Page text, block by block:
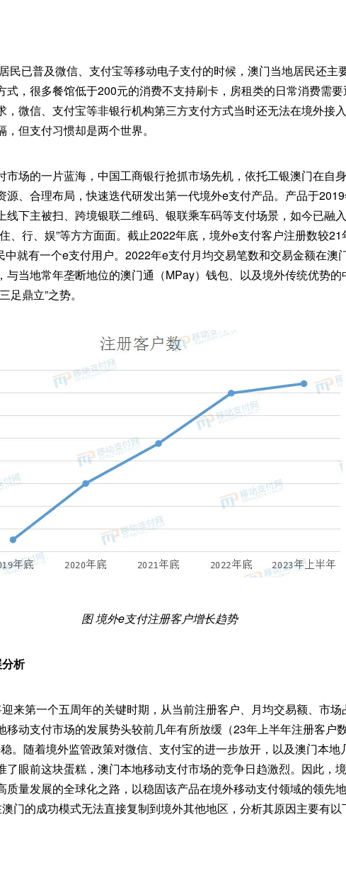
民已普及微信、支付宝等移动电子支付的时候，澳门当地居民还主
式，很多餐馆低于200元的消费不支持刷卡，房租类的日常消费需要
，微信、支付宝等非银行机构第三方支付方式当时还无法在境外接
但支付习惯却是两个世界。
市场的一片蓝海，中国工商银行抢抓市场先机，依托工银澳门在自
源、合理布局，快速迭代研发出第一代境外e支付产品。产品于
线下主被扫、跨境银联二维码、银联乘车码等支付场景，如今已融
、行、娱”等方方面面。截止2022年底，境外e支付客户注册数较21
中就有一个e支付用户。2022年e支付月均交易笔数和交易金额在澳
与当地常年垄断地位的澳门通（MPay）钱包、以及境外传统优势
足鼎立”之势。
图 境外e支付注册客户增长趋势
析
来第一个五周年的关键时期，从当前注册客户、月均交易额、市场
移动支付市场的发展势头较前几年有所放缓（23年上半年注册客户
。随着境外监管政策对微信、支付宝的进一步放开，以及澳门本地
了眼前这块蛋糕，澳门本地移动支付市场的竞争日趋激烈。因此，
质量发展的全球化之路，以稳固该产品在境外移动支付领域的领先
门的成功模式无法直接复制到境外其他地区，分析其原因主要有以